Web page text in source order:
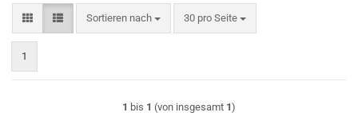
Sortieren nach
Sortieren nach 30 pro Seite
pro Seite
1
1 bis 1 (von insgesamt 1)